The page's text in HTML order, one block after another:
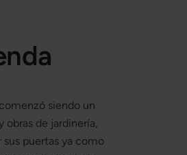
siendo un
obras de jardinería,
sus puertas ya como